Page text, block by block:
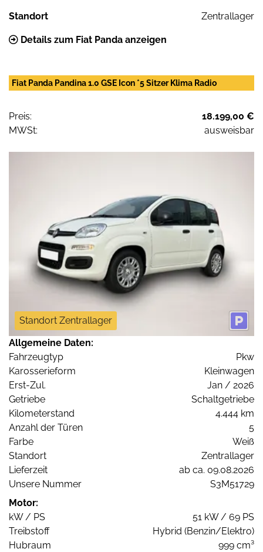
Standort Zentrallager
Details zum Fiat Panda anzeigen
Fiat Panda Pandina 1.0 GSE Icon *5 Sitzer Klima Radio
Preis:
18.199,00 €
MWSt:
ausweisbar
Standort Zentrallager
Allgemeine Daten:
Fahrzeugtyp
Pkw
Karosserieform
Kleinwagen
Erst-Zul.
Jan / 2026
Getriebe
Schaltgetriebe
Kilometerstand
4.444 km
Anzahl der Türen
5
Farbe
Weiß
Standort
Zentrallager
Lieferzeit
ab ca. 09.08.2026
Unsere Nummer
S3M51729
Motor:
kW / PS
51 kW / 69 PS
Treibstoff
Hybrid (Benzin/Elektro)
Hubraum
999 cm³